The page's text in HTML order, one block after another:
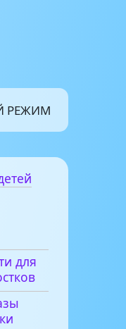
РЕЖИМ
для